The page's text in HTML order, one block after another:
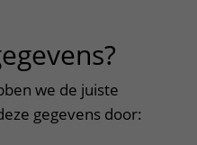
we de juiste
gegevens door: